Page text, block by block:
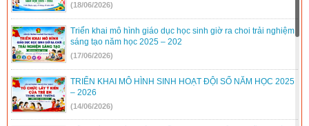
(18/06/2026)
Triển khai mô hình giáo dục học sinh giờ ra choi trải nghiệm
sáng tạo năm học 2025 – 202
(17/06/2026)
TRIỂN KHAI MÔ HÌNH SINH HOẠT ĐỘI SỐ NĂM HỌC 2025
– 2026
(14/06/2026)